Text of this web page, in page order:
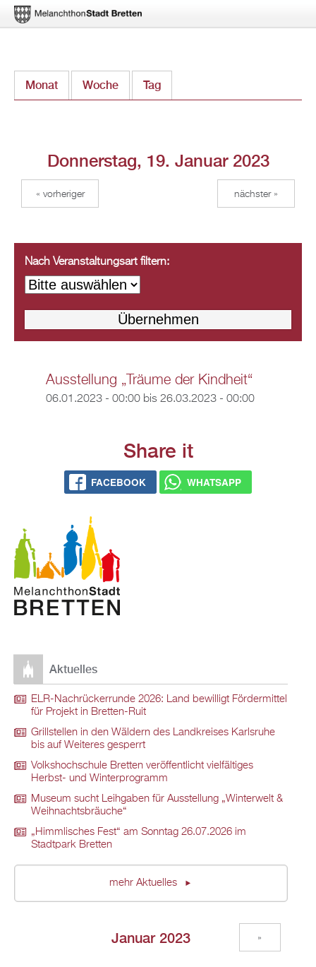
zum
Monat Woche Tag
Donnerstag, 19. Januar 2023
« vorheriger nächster »
Nach Veranstaltungsart filtern:
Ausstellung „Träume der Kindheit“
06.01.2023 - 00:00bis 26.03.2023 - 00:00
Share it
FACEBOOK WHATSAPP
Aktuelles
ELR-Nachrückerrunde 2026: Land bewilligt Fördermittel
für Projekt in Bretten-Ruit
Grillstellen in den Wäldern des Landkreises Karlsruhe
bis auf Weiteres gesperrt
Volkshochschule Bretten veröffentlicht vielfältiges
Herbst- und Winterprogramm
Museum sucht Leihgaben für Ausstellung „Winterwelt &
Weihnachtsbräuche“
„Himmlisches Fest“ am Sonntag 26.07.2026 im
Stadtpark Bretten
mehr Aktuelles
Januar 2023 »